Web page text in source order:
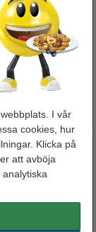
I vår
cookies, hur
Klicka på
att avböja